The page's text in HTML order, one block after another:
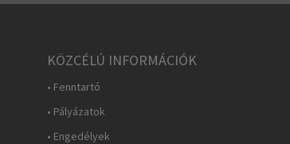
KÖZCÉLÚ INFORMÁCIÓK
• Fenntartó
• Pályázatok
• Engedélyek